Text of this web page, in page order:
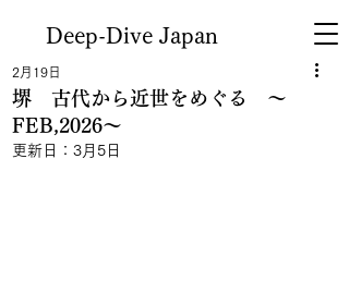
Deep-Dive Japan
堺 古代から近世をめぐる ～
FEB,2026～
2月19日
更新日： 3月5日